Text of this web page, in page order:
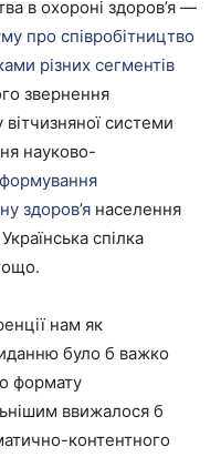
в охороні здоров’я —
про співробітництво
різних сегментів
звернення
системи
науково-
здоров’я населення
спілка
нам як
було б важко
формату
ввижалося б
контентного